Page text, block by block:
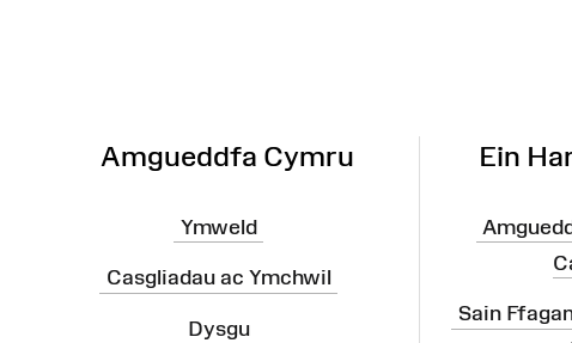
Amgueddfa Cymru
Ymweld
Casgliadau ac Ymchwil
Dysgu
Ein
Sain